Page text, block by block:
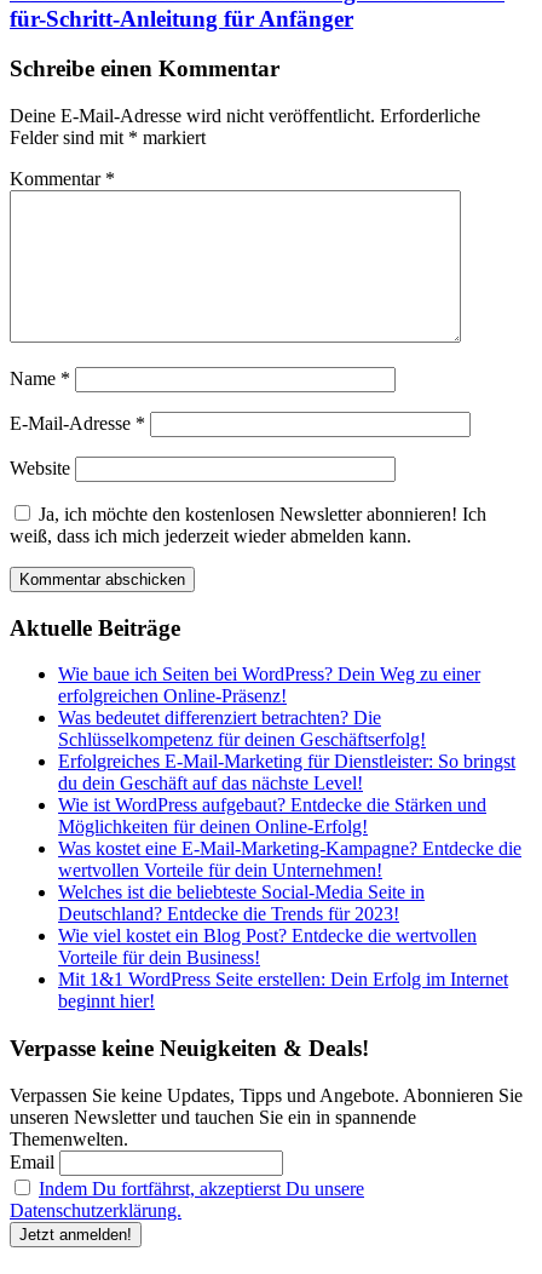
für-Schritt-Anleitung für Anfänger
Schreibe einen Kommentar
Deine E-Mail-Adresse wird nicht veröffentlicht. Erforderliche
Felder sind mit * markiert
Kommentar *
Name *
E-Mail-Adresse *
Website
Ja, ich möchte den kostenlosen Newsletter abonnieren! Ich
weiß, dass ich mich jederzeit wieder abmelden kann.
Aktuelle Beiträge
Wie baue ich Seiten bei WordPress? Dein Weg zu einer
erfolgreichen Online-Präsenz!
Was bedeutet differenziert betrachten? Die
Schlüsselkompetenz für deinen Geschäftserfolg!
Erfolgreiches E-Mail-Marketing für Dienstleister: So bringst
du dein Geschäft auf das nächste Level!
Wie ist WordPress aufgebaut? Entdecke die Stärken und
Möglichkeiten für deinen Online-Erfolg!
Was kostet eine E-Mail-Marketing-Kampagne? Entdecke die
wertvollen Vorteile für dein Unternehmen!
Welches ist die beliebteste Social-Media Seite in
Deutschland? Entdecke die Trends für 2023!
Wie viel kostet ein Blog Post? Entdecke die wertvollen
Vorteile für dein Business!
Mit 1&1 WordPress Seite erstellen: Dein Erfolg im Internet
beginnt hier!
Verpasse keine Neuigkeiten & Deals!
Verpassen Sie keine Updates, Tipps und Angebote. Abonnieren Sie
unseren Newsletter und tauchen Sie ein in spannende
Themenwelten.
Email
Indem Du fortfährst, akzeptierst Du unsere
Datenschutzerklärung.